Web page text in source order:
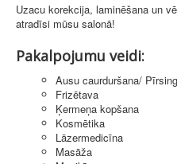
Uzacu korekcija, laminēšana un
atradīsi mūsu salonā!
Pakalpojumu veidi:
Ausu caurduršana/
Frizētava
Ķermeņa kopšana
Kosmētika
Lāzermedicīna
Masāža